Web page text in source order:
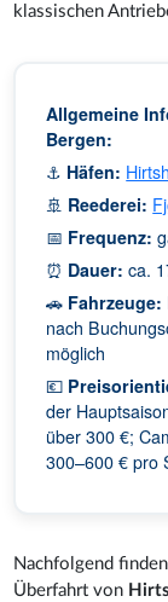
klassischen
Allgemeine
Bergen:
⚓ Häfen:
🚢 Reederei:
📅 Frequenz:
⏰ Dauer: ca.
🚗 Fahrzeuge:
nach
möglich
💶
der
über 300 €;
300–600 € pro
Nachfolgend
Überfahrt von